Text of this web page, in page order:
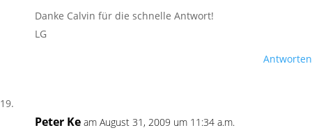
Danke Calvin für die schnelle Antwort!
LG
Antworten
Peter Ke am August 31, 2009 um 11:34 a.m.